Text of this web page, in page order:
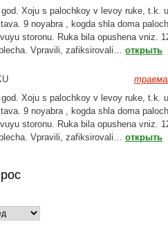
Xoju s palochkoy v levoy ruke, t.k.
9 noyabra , kogda shla doma
storonu. Ruka bila opushena vniz.
Vpravili, zafiksirovali… открыть
Xoju s palochkoy v levoy ruke, t.k.
9 noyabra , kogda shla doma
storonu. Ruka bila opushena vniz.
Vpravili, zafiksirovali… открыть